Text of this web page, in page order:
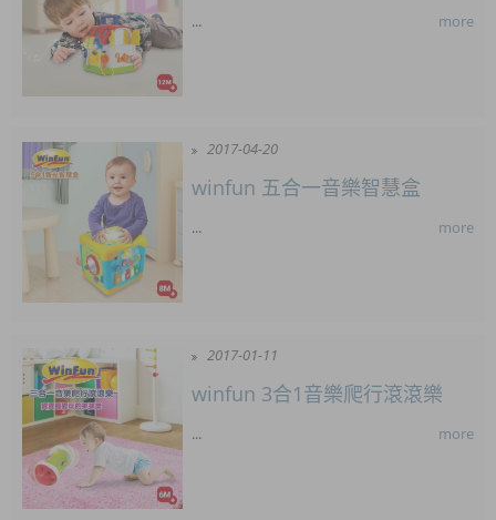
... more
2017-04-20
winfun 五合一音樂智慧盒
... more
2017-01-11
winfun 3合1音樂爬行滾滾樂
... more